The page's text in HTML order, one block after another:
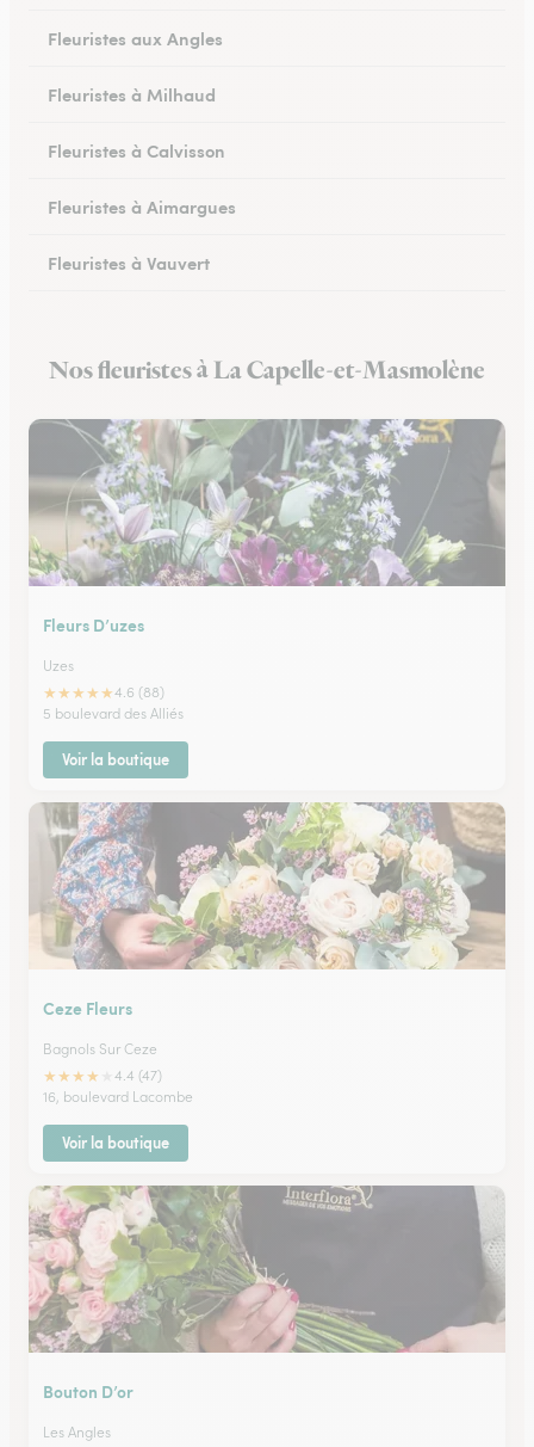
Fleuristes aux Angles
Fleuristes à Milhaud
Fleuristes à Calvisson
Fleuristes à Aimargues
Fleuristes à Vauvert
Fleuristes à Salindres
Nos fleuristes à La Capelle-et-Masmolène
Fleurs D’uzes
Uzes
★★★★★4.6 (88)
5 boulevard des Alliés
Voir la boutique
Ceze Fleurs
Bagnols Sur Ceze
★★★★
4.4 (47)
16, boulevard Lacombe
Voir la boutique
Bouton D’or
Les Angles